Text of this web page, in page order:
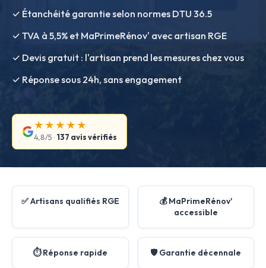
✓ Étanchéité garantie selon normes DTU 36.5
✓ TVA à 5,5% et MaPrimeRénov' avec artisan RGE
✓ Devis gratuit : l'artisan prend les mesures chez vous
✓ Réponse sous 24h, sans engagement
★★★★★
4,8/5 · 137 avis vérifiés
✅ Artisans qualifiés RGE
💰 MaPrimeRénov'
accessible
⏱️ Réponse rapide 🛡️ Garantie décennale